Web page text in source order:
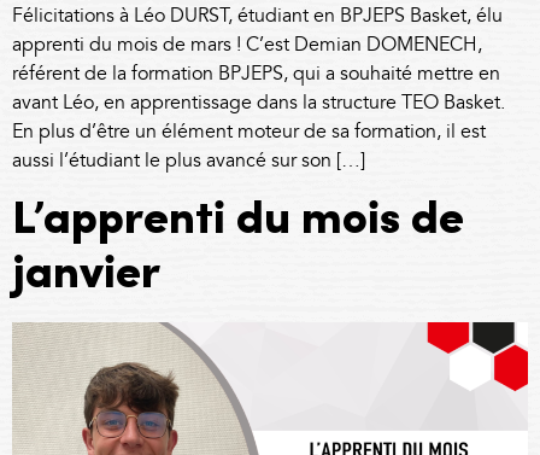
Félicitations à Léo DURST, étudiant en BPJEPS Basket, élu
apprenti du mois de mars ! C’est Demian DOMENECH,
référent de la formation BPJEPS, qui a souhaité mettre en
avant Léo, en apprentissage dans la structure TEO Basket.
En plus d’être un élément moteur de sa formation, il est
aussi l’étudiant le plus avancé sur son […]
L’apprenti du mois de
janvier